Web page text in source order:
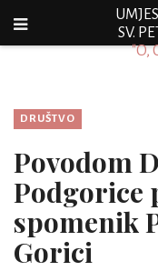
SV.
"O,
DRUŠTVO
Povodom
Podgorice
spomenik
Gorici